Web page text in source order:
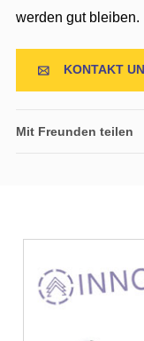
werden gut bleiben.
 KONTAKT
Mit Freunden teilen